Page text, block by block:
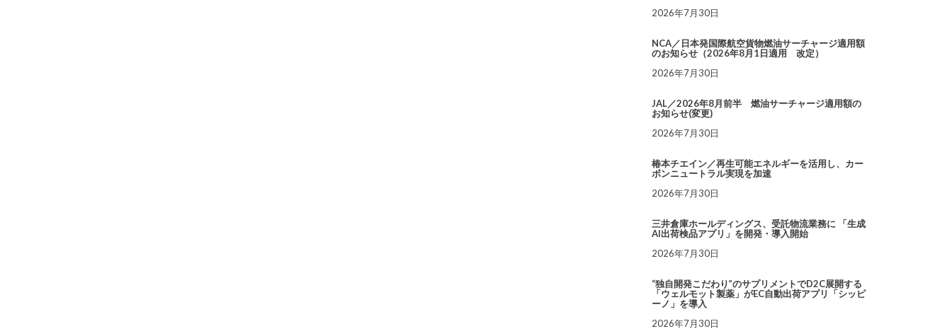
2026年7月30日
NCA／日本発国際航空貨物燃油サーチャージ適用額
のお知らせ（2026年8月1日適用 改定）
2026年7月30日
JAL／2026年8月前半 燃油サーチャージ適用額の
お知らせ(変更)
2026年7月30日
椿本チエイン／再生可能エネルギーを活用し、カー
ボンニュートラル実現を加速
2026年7月30日
三井倉庫ホールディングス、受託物流業務に 「生成
AI出荷検品アプリ」を開発・導入開始
2026年7月30日
“独自開発こだわり”のサプリメントでD2C展開する
「ウェルモット製薬」がEC自動出荷アプリ「シッピ
ーノ」を導入
2026年7月30日